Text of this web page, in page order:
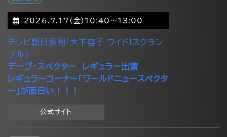
2026.7.17(金)10:40～13:00
テレビ朝日系列「大下容子 ワイド!スクラン
ブル」
デーブ・スペクター レギュラー出演
レギュラーコーナー「ワールドニュースペクタ
ー」が面白い！！！
公式サイト